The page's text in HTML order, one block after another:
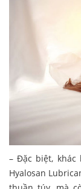
– Đặc biệt,
Hyalosan